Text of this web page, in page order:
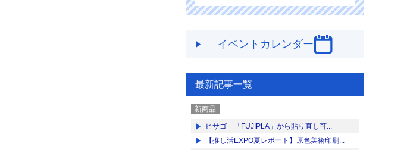
イベントカレンダー
最新記事一覧
新商品
ヒサゴ 「FUJIPLA」から貼り直し可...
【推し活EXPO夏レポート】原色美術印刷...